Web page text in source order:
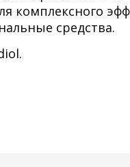
комплексного
средства.